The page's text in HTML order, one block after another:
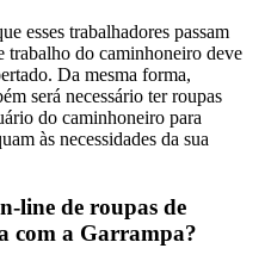
esses trabalhadores passam
trabalho do caminhoneiro deve
Da mesma forma,
será necessário ter roupas
do caminhoneiro para
às necessidades da sua
line de roupas de
com a Garrampa?